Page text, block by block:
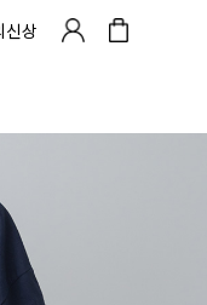
신상